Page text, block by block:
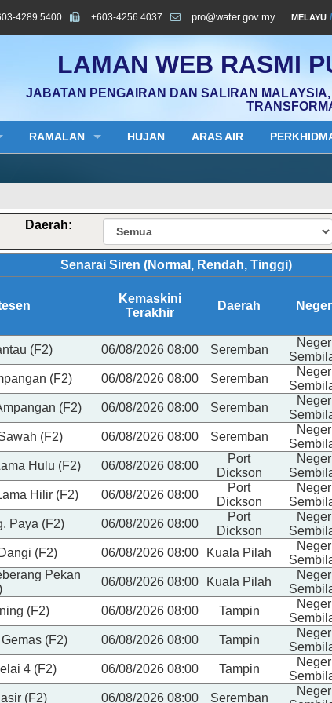
4289 5400 +603-4256 4037 pro@water.gov.my MELAYU /
LAMAN WEB RASMI
JABATAN PENGAIRAN DAN SALIRAN
RAMALAN HUJAN ARAS AIR
Daerah:
Senarai Siren (Normal, Rendah, Tinggi)
Kemaskini
Terakhir
Daerah
(F2) 06/08/2026 08:00 Seremban
(F2) 06/08/2026 08:00 Seremban
(F2) 06/08/2026 08:00 Seremban
(F2) 06/08/2026 08:00 Seremban
Hulu (F2) 06/08/2026 08:00
Port
Dickson
Hilir (F2) 06/08/2026 08:00
Port
Dickson
Paya (F2) 06/08/2026 08:00
Port
Dickson
(F2) 06/08/2026 08:00 Kuala Pilah
Pekan
06/08/2026 08:00 Kuala Pilah
(F2) 06/08/2026 08:00 Tampin
(F2) 06/08/2026 08:00 Tampin
4 (F2) 06/08/2026 08:00 Tampin
(F2) 06/08/2026 08:00 Seremban